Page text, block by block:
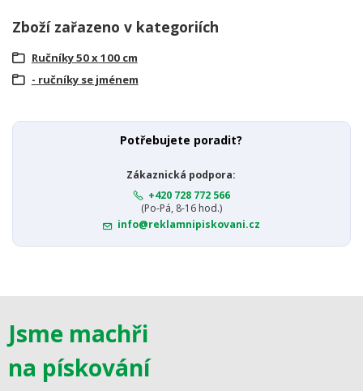
Zboží zařazeno v kategoriích
Ručníky 50 x 100 cm
- ručníky se jménem
Potřebujete poradit?
Zákaznická podpora:
+420 728 772 566
(Po-Pá, 8-16 hod.)
info@reklamnipiskovani.cz
Jsme machři
na pískování